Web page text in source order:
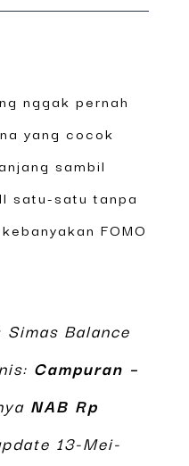
nggak pernah
yang cocok
sambil
satu-satu tanpa
FOMO
Simas Balance
Campuran –
NAB Rp
13-Mei-